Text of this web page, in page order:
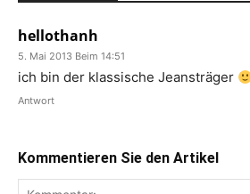
hellothanh
5. Mai 2013 Beim 14:51
ich bin der klassische Jeansträger
Antwort
Kommentieren Sie den Artikel